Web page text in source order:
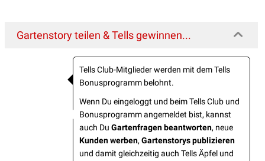
Gartenstory teilen & Tells gewinnen...
Tells Club-Mitglieder werden mit dem Tells
Bonusprogramm belohnt.
Wenn Du eingeloggt und beim Tells Club und
Bonusprogramm angemeldet bist, kannst
auch Du Gartenfragen beantworten, neue
Kunden werben, Gartenstorys publizieren
und damit gleichzeitig auch Tells Äpfel und